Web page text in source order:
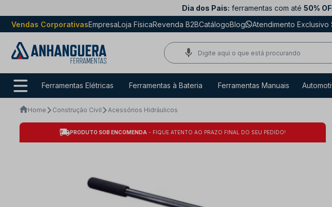
Dia dos Pais: ferramentas com até 50%
Vendas CorporativasEmpresaLoja FísicaRevenda B2BCatálogoBlog Atendimento Exclusivo
Ferramentas Elétricas Ferramentas à Bateria Ferramentas Manuais
Home Construção Civil Acessórios Hidráulicos
PRODUTO SOB ENCOMENDA - FIQUE ATENTO AO PRAZO FINAL DO SEU PEDIDO!